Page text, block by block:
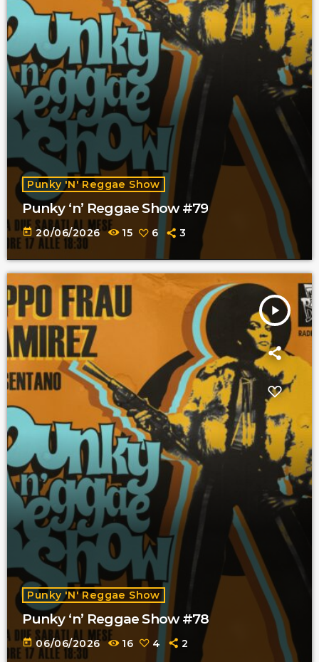
Punky 'n' Reggae Show
Punky ‘n’ Reggae Show #79
today 20/06/2026 15 6 3
play_arrow
Punky 'n' Reggae Show
Punky ‘n’ Reggae Show #78
today 06/06/2026 16 4 2